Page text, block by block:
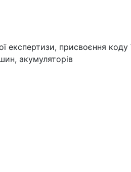
експертизи, присвоєння коду
акумуляторів